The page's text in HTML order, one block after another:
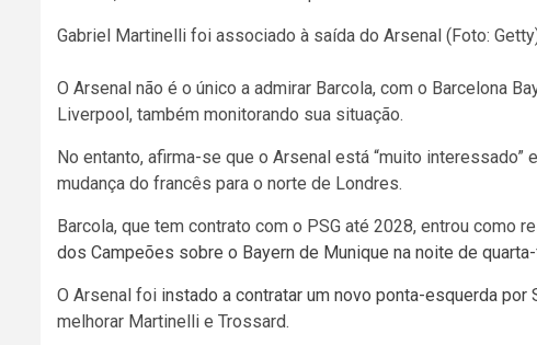
Gabriel Martinelli foi associado à saída do Arsenal (Foto:
O Arsenal não é o único a admirar Barcola, com o Barcelona
Liverpool, também monitorando sua situação.
No entanto, afirma-se que o Arsenal está “muito
mudança do francês para o norte de Londres.
Barcola, que tem contrato com o PSG até 2028, entrou como
dos Campeões sobre o Bayern de Munique na noite de
O Arsenal foi instado a contratar um novo ponta-esquerda por
melhorar Martinelli e Trossard.